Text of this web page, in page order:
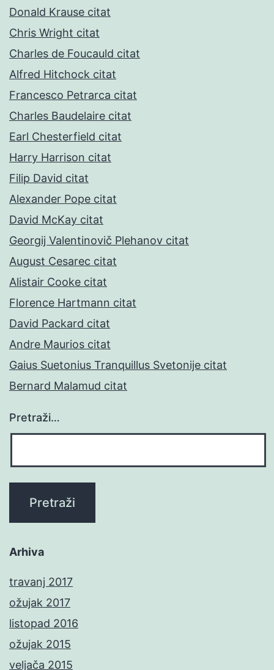
Donald Krause citat
Chris Wright citat
Charles de Foucauld citat
Alfred Hitchock citat
Francesco Petrarca citat
Charles Baudelaire citat
Earl Chesterfield citat
Harry Harrison citat
Filip David citat
Alexander Pope citat
David McKay citat
Georgij Valentinovič Plehanov citat
August Cesarec citat
Alistair Cooke citat
Florence Hartmann citat
David Packard citat
Andre Maurios citat
Gaius Suetonius Tranquillus Svetonije citat
Bernard Malamud citat
Pretraži…
Arhiva
travanj 2017
ožujak 2017
listopad 2016
ožujak 2015
veljača 2015